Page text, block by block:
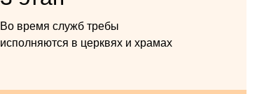
Во время служб требы
исполняются в церквях и храмах